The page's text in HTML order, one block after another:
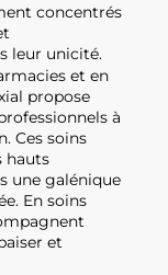
concentrés
leur unicité.
et en
propose
à
Ces soins
hauts
une galénique
En soins
et